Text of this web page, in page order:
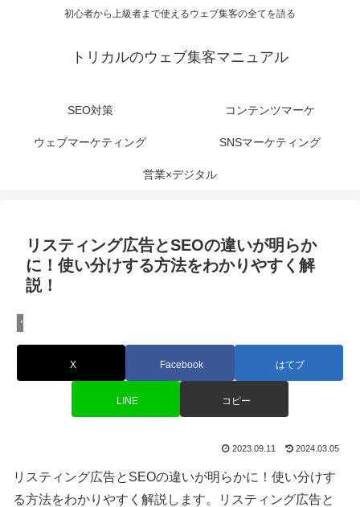
初心者から上級者まで使えるウェブ集客の全てを語る
トリカルのウェブ集客マニュアル
SEO対策 コンテンツマーケ
ウェブマーケティング SNSマーケティング
営業×デジタル
リスティング広告とSEOの違いが明らか
に！使い分けする方法をわかりやすく解
説！
ウェブマーケティング
X Facebook はてブ
LINE コピー
2023.09.11 2024.03.05
リスティング広告とSEOの違いが明らかに！使い分けす
る方法をわかりやすく解説します。リスティング広告と